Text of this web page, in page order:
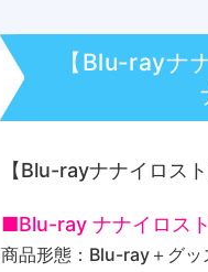
【Blu-rayナ
【Blu-rayナナイロス
■Blu-ray ナナイロス
商品形態：Blu-ray＋グッ